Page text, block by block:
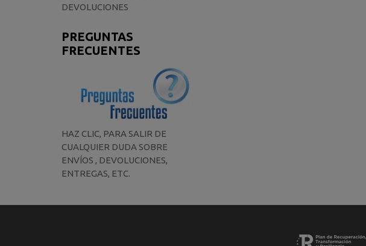
DEVOLUCIONES
PREGUNTAS
FRECUENTES
HAZ CLIC, PARA SALIR DE
CUALQUIER DUDA SOBRE
ENVÍOS , DEVOLUCIONES,
ENTREGAS, ETC.